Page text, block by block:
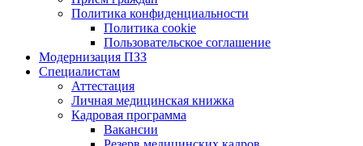
Политика конфиденциальности
Политика cookie
Пользовательское соглашение
Модернизация ПЗЗ
Специалистам
Аттестация
Личная медицинская книжка
Кадровая программа
Вакансии